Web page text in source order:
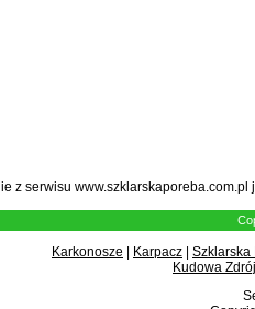
z serwisu
Karkonosze Karpacz
Szklarska
Kudowa